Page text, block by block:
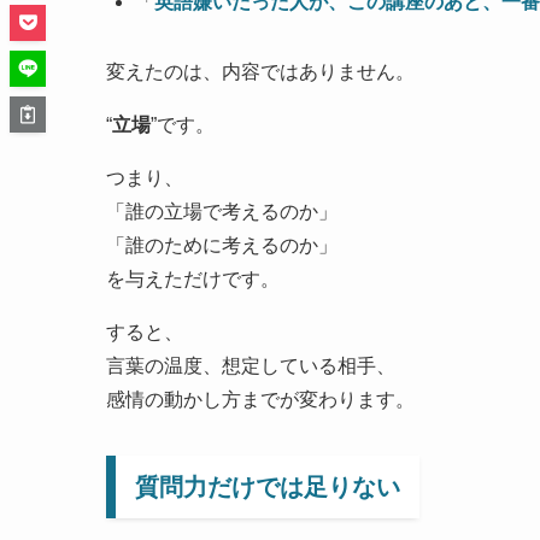
変えたのは、内容ではありません。
“立場”です。
つまり、
「誰の立場で考えるのか」
「誰のために考えるのか」
を与えただけです。
すると、
言葉の温度、想定している相手、
感情の動かし方までが変わります。
質問力だけでは足りない